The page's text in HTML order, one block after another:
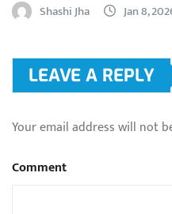
Shashi Jha Jan 8,
LEAVE A REPLY
Your email address will not
Comment